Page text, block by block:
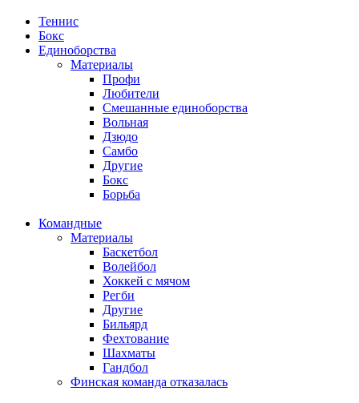
Теннис
Бокс
Единоборства
Материалы
Профи
Любители
Смешанные единоборства
Вольная
Дзюдо
Самбо
Другие
Бокс
Борьба
Командные
Материалы
Баскетбол
Волейбол
Хоккей с мячом
Регби
Другие
Бильярд
Фехтование
Шахматы
Гандбол
Финская команда отказалась